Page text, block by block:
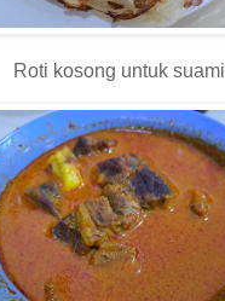
Roti kosong untuk suami